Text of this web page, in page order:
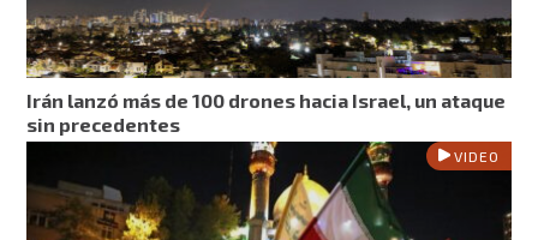
Irán lanzó más de 100 drones hacia Israel, un ataque
sin precedentes
VIDEO